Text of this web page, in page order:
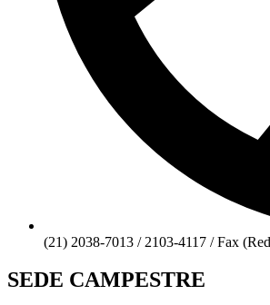
(21) 2038-7013 / 2103-4117 / Fax
SEDE CAMPESTRE